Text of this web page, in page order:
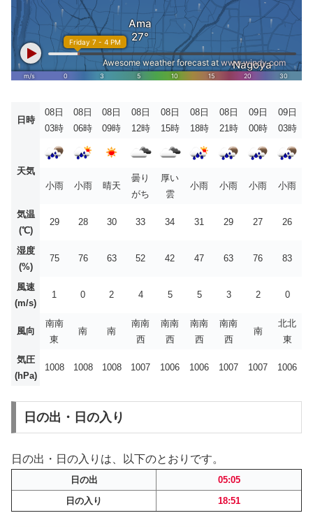
日時
08日
03時
08日
06時
08日
09時
08日
12時
08日
15時
08日
18時
08日
21時
09日
00時
09日
03時
天気
小雨
小雨 晴天
曇り
がち
厚い
雲
小雨 小雨 小雨 小雨
気温
(℃)
29 28 30 33 34 31 29 27 26
湿度
(%)
75 76 63 52 42 47 63 76 83
風速
(m/s)
1 0 2 4 5 5 3 2 0
風向
南南
東
南 南
南南
西
南南
西
南南
西
南南
西
南
北北
東
気圧
(hPa)
1008 1008 1008 1007 1006 1006 1007 1007 1006
日の出・日の入り
日の出・日の入りは、以下のとおりです。
日の出
05:05
日の入り
18:51